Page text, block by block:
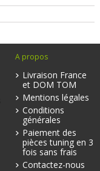
A propos
Livraison France
et DOM TOM
Mentions légales
Conditions
générales
Paiement des
pièces tuning en 3
fois sans frais
Contactez-nous